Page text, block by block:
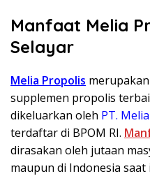
Manfaat Melia
Selayar
Melia Propolis
supplemen propolis
dikeluarkan oleh PT.
terdaftar di BPOM RI.
dirasakan oleh jutaan
maupun di Indonesia saat